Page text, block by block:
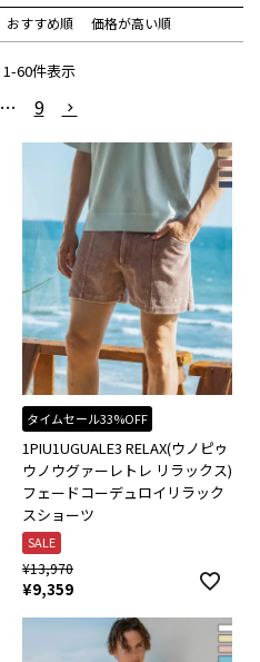
おすすめ順 価格が高い順
1-60件表示
… 9
タイムセール33%OFF
1PIU1UGUALE3 RELAX(ウノピゥ
ウノウグァーレトレ リラックス)
フェードコーデュロイリラック
スショーツ
SALE
¥13,970
¥9,359